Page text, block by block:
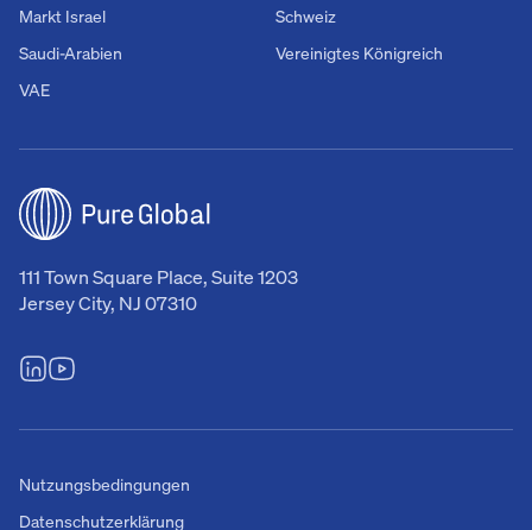
111 Town Square Place, Suite 1203
Jersey City, NJ 07310
Schweiz
Vereinigtes Königreich
Markt Israel
Saudi-Arabien
VAE
Nutzungsbedingungen
Datenschutzerklärung